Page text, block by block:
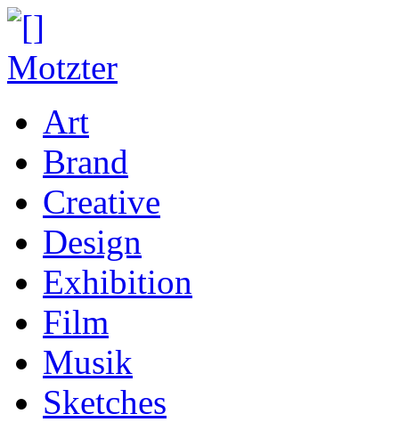
Art
Brand
Creative
Design
Exhibition
Film
Musik
Sketches